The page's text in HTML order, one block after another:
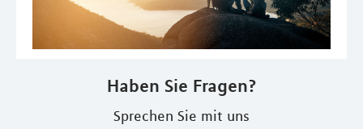
Haben Sie Fragen?
Sprechen Sie mit uns